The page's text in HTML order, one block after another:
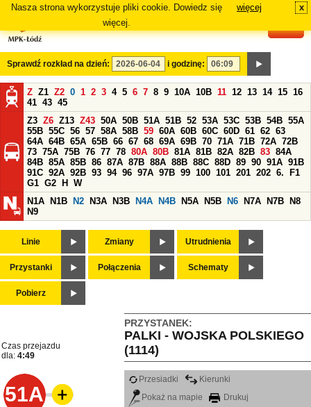
Nasza strona wykorzystuje pliki cookie. Dowiedz się
więcej.
więcej x
Sprawdź rozkład na dzień: i godzinę:
Z Z1 Z2 0 1 2 3 4 5 6 7 8 9 10A 10B 11 12 13 14 15 16
41 43 45
Z3 Z6 Z13 Z43 50A 50B 51A 51B 52 53A 53C 53B 54B 55A
55B 55C 56 57 58A 58B 59 60A 60B 60C 60D 61 62 63
64A 64B 65A 65B 66 67 68 69A 69B 70 71A 71B 72A 72B
73 75A 75B 76 77 78 80A 80B 81A 81B 82A 82B 83 84A
84B 85A 85B 86 87A 87B 88A 88B 88C 88D 89 90 91A 91B
91C 92A 92B 93 94 96 97A 97B 99 100 101 201 202 6.
F1
G1 G2 H
W
N1A
N1B N2 N3A N3B N4A N4B N5A N5B N6 N7A N7B
N8
N9
Linie Zmiany Utrudnienia
Przystanki Połączenia Schematy
Pobierz
PRZYSTANEK:
PALKI - WOJSKA POLSKIEGO
(1114)
Czas przejazdu
dla: 4:49
51A
Przesiadki
Kierunki
Pokaż na mapie
Drukuj